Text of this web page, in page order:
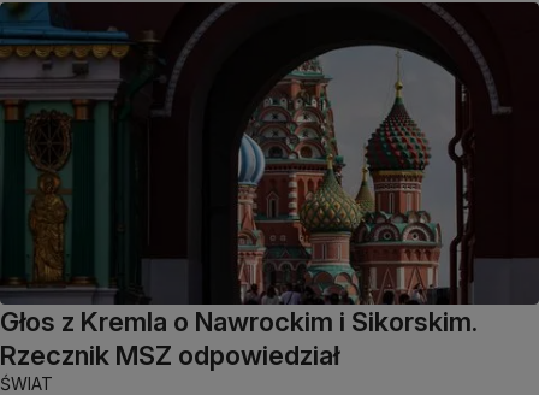
Głos z Kremla o Nawrockim i Sikorskim.
Rzecznik MSZ odpowiedział
ŚWIAT